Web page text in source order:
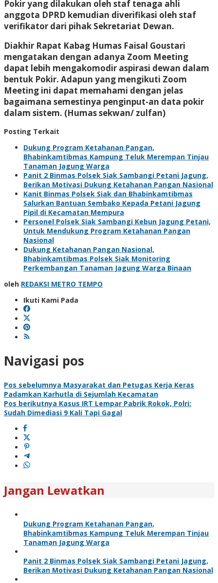
Pokir yang dilakukan oleh staf tenaga ahli
anggota DPRD kemudian diverifikasi oleh staf
verifikator dari pihak Sekretariat Dewan.
Diakhir Rapat Kabag Humas Faisal Goustari
mengatakan dengan adanya Zoom Meeting
dapat lebih mengakomodir aspirasi dewan dalam
bentuk Pokir. Adapun yang mengikuti Zoom
Meeting ini dapat memahami dengan jelas
bagaimana semestinya penginput-an data pokir
dalam sistem. (Humas sekwan/ zulfan)
Posting Terkait
Dukung Program Ketahanan Pangan,
Bhabinkamtibmas Kampung Teluk Merempan Tinjau
Tanaman Jagung Warga
Panit 2 Binmas Polsek Siak Sambangi Petani Jagung,
Berikan Motivasi Dukung Ketahanan Pangan Nasional
Kanit Binmas Polsek Siak dan Bhabinkamtibmas
Salurkan Bantuan Sembako Kepada Petani Jagung
Pipil di Kecamatan Mempura
Personel Polsek Siak Sambangi Kebun Jagung Petani,
Untuk Mendukung Program Ketahanan Pangan
Nasional
Dukung Ketahanan Pangan Nasional,
Bhabinkamtibmas Polsek Siak Monitoring
Perkembangan Tanaman Jagung Warga Binaan
oleh REDAKSI METRO TEMPO
Ikuti Kami Pada
Navigasi pos
Pos sebelumnya Masyarakat dan Petugas Kerja Keras
Padamkan Karhutla di Sejumlah Kecamatan
Pos berikutnya Kasus IRT Lempar Pabrik Rokok, Polri:
Sudah Dimediasi 9 Kali Tapi Gagal
Jangan Lewatkan
Dukung Program Ketahanan Pangan,
Bhabinkamtibmas Kampung Teluk Merempan Tinjau
Tanaman Jagung Warga
Panit 2 Binmas Polsek Siak Sambangi Petani Jagung,
Berikan Motivasi Dukung Ketahanan Pangan Nasional